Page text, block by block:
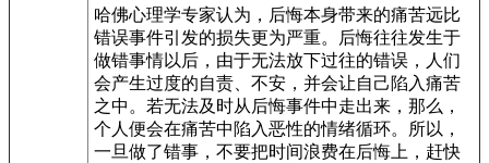
哈佛心理学专家认为，后悔本身带来的痛苦远比
错误事件引发的损失更为严重。后悔往往发生于
做错事情以后，由于无法放下过往的错误，人们
会产生过度的自责、不安，并会让自己陷入痛苦
之中。若无法及时从后悔事件中走出来，那么，
个人便会在痛苦中陷入恶性的情绪循环。所以，
一旦做了错事，不要把时间浪费在后悔上，赶快